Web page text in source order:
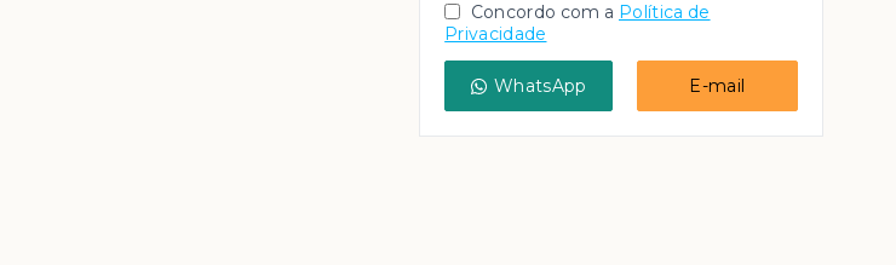
Concordo com a Política de
Privacidade
WhatsApp E-mail